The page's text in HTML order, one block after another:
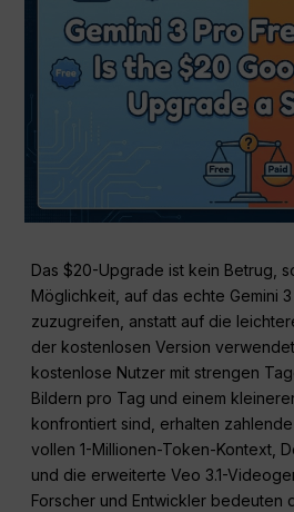
Das $20-Upgrade ist kein Betrug,
Möglichkeit, auf das echte Gemini
zuzugreifen, anstatt auf die
der kostenlosen Version
kostenlose Nutzer mit strengen
Bildern pro Tag und einem
konfrontiert sind, erhalten
vollen 1-Millionen-Token-Kontext,
und die erweiterte Veo 3.1-
Forscher und Entwickler bedeuten